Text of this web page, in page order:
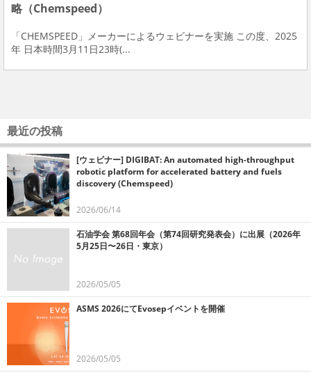
略（Chemspeed）
「CHEMSPEED」メーカーによるウェビナーを実施 この度、2025
年 日本時間3月11日23時(...
最近の投稿
[ウェビナー] DIGIBAT: An automated high-throughput
robotic platform for accelerated battery and fuels
discovery (Chemspeed)
2026/06/14
石油学会 第68回年会（第74回研究発表会）に出展（2026年
5月25日〜26日・東京）
2026/05/05
ASMS 2026にてEvosepイベントを開催
2026/05/05